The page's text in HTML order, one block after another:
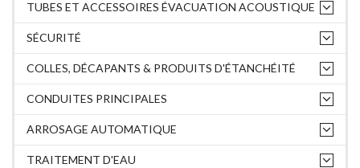
TUBES ET ACCESSOIRES ÉVACUATION ACOUSTIQUE
SÉCURITÉ
COLLES, DÉCAPANTS & PRODUITS D'ÉTANCHÉITÉ
CONDUITES PRINCIPALES
ARROSAGE AUTOMATIQUE
TRAITEMENT D'EAU